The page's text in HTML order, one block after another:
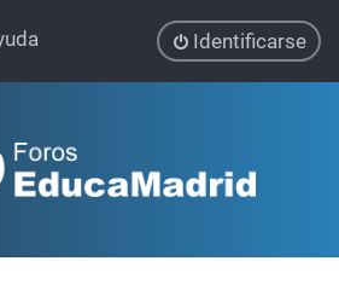
Identificarse